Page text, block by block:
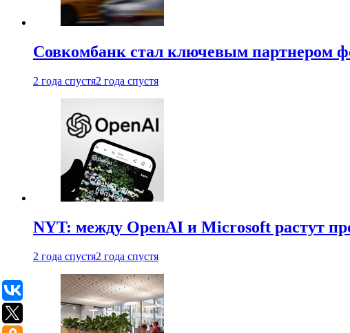
Совкомбанк стал ключевым партнером
2 года спустя2 года спустя
NYT: между OpenAI и Microsoft растут
2 года спустя2 года спустя